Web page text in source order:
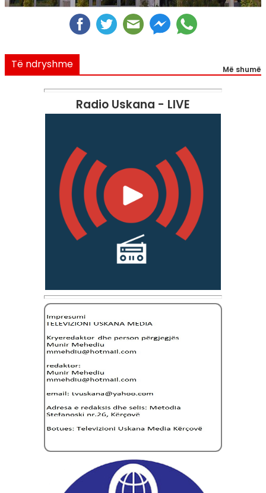
Të ndryshme Më shumë
Radio Uskana - LIVE